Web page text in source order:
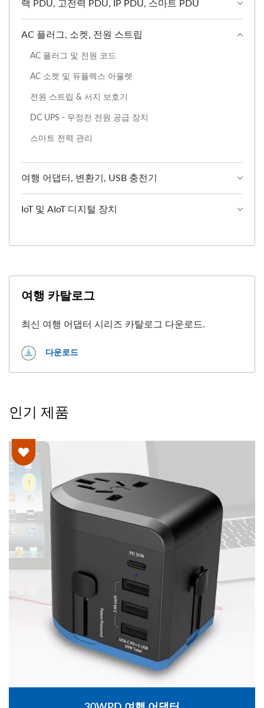
랙 PDU, 고전력 PDU, IP PDU, 스마트 PDU
AC 플러그, 소켓, 전원 스트립
AC 플러그 및 전원 코드
AC 소켓 및 듀플렉스 아울렛
전원 스트립 & 서지 보호기
DC UPS - 무정전 전원 공급 장치
스마트 전력 관리
여행 어댑터, 변환기, USB 충전기
IoT 및 AIoT 디지털 장치
여행 카탈로그
최신 여행 어댑터 시리즈 카탈로그 다운로드.
다운로드
인기 제품